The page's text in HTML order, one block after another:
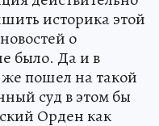
историка этой
о
было. Да и в
пошел на такой
суд в этом бы
Орден как